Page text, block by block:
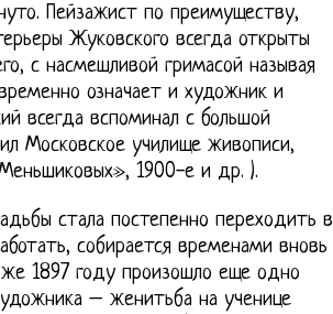
Пейзажист по преимуществу,
Жуковского всегда открыты
с насмешливой гримасой называя
означает и художник и
всегда вспоминал с большой
Московское училище живописи,
1900-е и др. ).
стала постепенно переходить в
собирается временами вновь
1897 году произошло еще одно
– женитьба на ученице